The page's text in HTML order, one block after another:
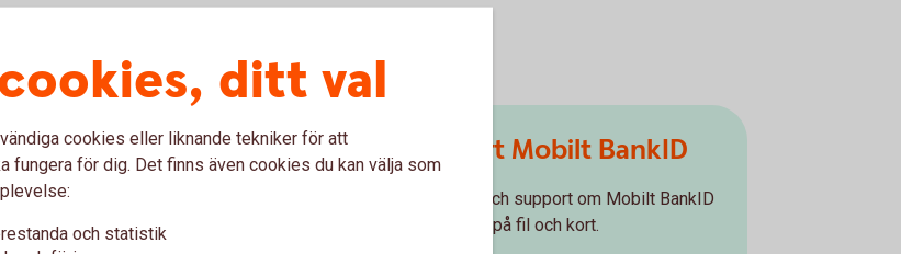
Digital Support
Teknisk support och guidning när du
använder bankens digitala tjänster.
Support Mobilt BankID
Vid frågor och support om Mobilt BankID
och BankID på fil och kort.
ditt val
cookies eller liknande tekniker för att
fungera för dig. Det finns även cookies du kan välja som
och statistik